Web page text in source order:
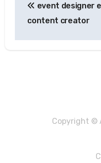
navigation
event designer
content creator
Copyright ©